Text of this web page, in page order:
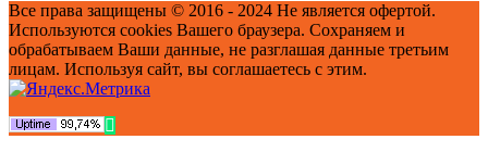
Все права защищены © 2016 - 2024 Не является офертой.
Используются cookies Вашего браузера. Сохраняем и
обрабатываем Ваши данные, не разглашая данные третьим
лицам. Используя сайт, вы соглашаетесь с этим.